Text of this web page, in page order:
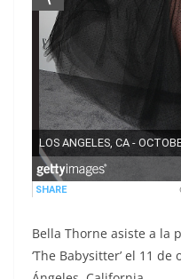
Bella Thorne asiste a la
‘The Babysitter’ el 11